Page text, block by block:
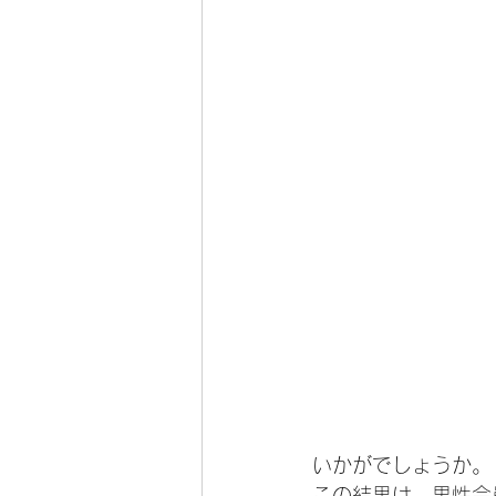
いかがでしょうか。